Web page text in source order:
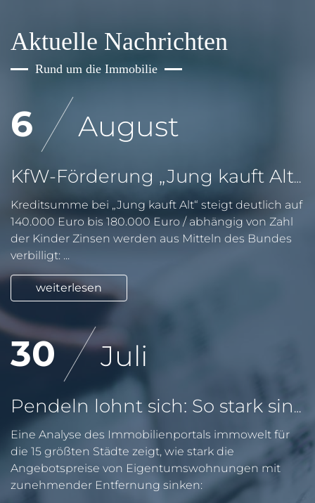
Aktuelle Nachrichten
Rund um die Immobilie
6 August
KfW-Förderung „Jung kauft Alt“: Höhere Kredite ab August 2026
Kreditsumme bei „Jung kauft Alt“ steigt deutlich auf
140.000 Euro bis 180.000 Euro / abhängig von Zahl
der Kinder Zinsen werden aus Mitteln des Bundes
verbilligt: ...
weiterlesen
30 Juli
Pendeln lohnt sich: So stark sinken Wohnungspreise im Umland
Eine Analyse des Immobilienportals immowelt für
die 15 größten Städte zeigt, wie stark die
Angebotspreise von Eigentumswohnungen mit
zunehmender Entfernung sinken: